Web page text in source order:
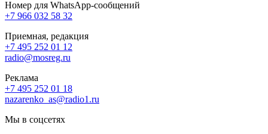
Номер для WhatsApp-сообщений
+7 966 032 58 32
Приемная, редакция
+7 495 252 01 12
radio@mosreg.ru
Реклама
+7 495 252 01 18
nazarenko_as@radio1.ru
Мы в соцсетях